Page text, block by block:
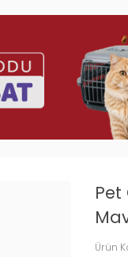
Ürün